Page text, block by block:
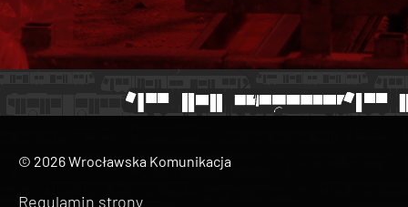
© 2026 Wrocławska Komunikacja
Regulamin strony